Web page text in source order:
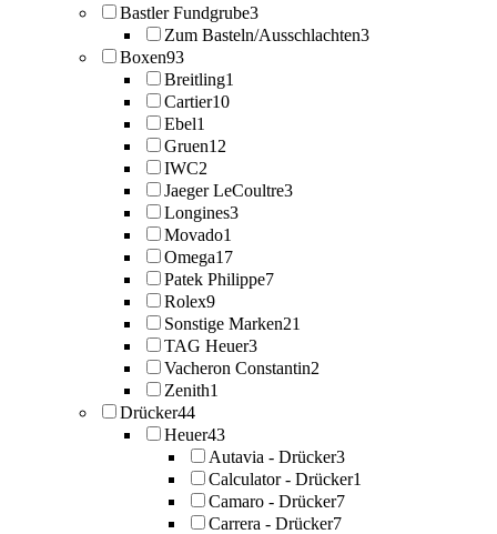
Bastler Fundgrube3
Zum Basteln/Ausschlachten3
Boxen93
Breitling1
Cartier10
Ebel1
Gruen12
IWC2
Jaeger LeCoultre3
Longines3
Movado1
Omega17
Patek Philippe7
Rolex9
Sonstige Marken21
TAG Heuer3
Vacheron Constantin2
Zenith1
Drücker44
Heuer43
Autavia - Drücker3
Calculator - Drücker1
Camaro - Drücker7
Carrera - Drücker7